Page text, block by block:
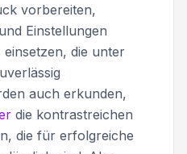
vorbereiten,
Einstellungen
die unter
auch erkunden,
die kontrastreichen
die für erfolgreiche